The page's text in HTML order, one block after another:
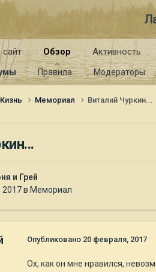
сайт Обзор
Правила Модераторы
Активность
Мемориал Виталий Чуркин...
и Грей
2017в Мемориал
Опубликовано 20 февраля, 2017
Ох, как он мне нравился,